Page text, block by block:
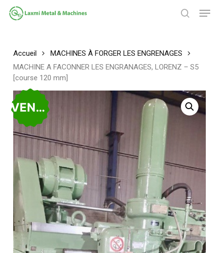
Passer
Accueil
MACHINES À FORGER LES ENGRENAGES
MACHINE A FACONNER LES ENGRANAGES, LORENZ – S5
[course 120 mm]
VENDU